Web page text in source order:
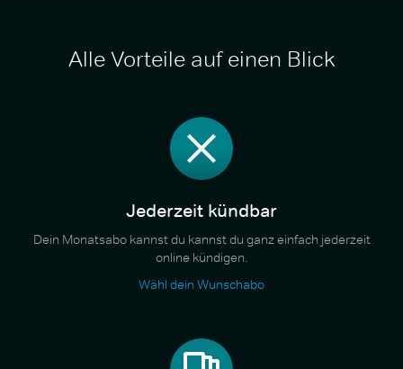
Alle Vorteile auf einen Blick
Jederzeit kündbar
Dein Monatsabo kannst du kannst du ganz einfach jederzeit
online kündigen.
Wähl dein Wunschabo